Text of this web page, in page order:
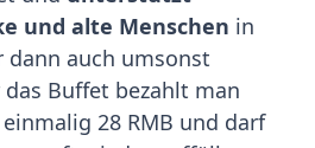
und alte Menschen in
dann auch umsonst
Buffet bezahlt man
28 RMB und darf